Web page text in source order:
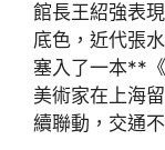
館長王紹強表
底色，近代張
塞入了一本**
美術家在上海
續聯動，交通不